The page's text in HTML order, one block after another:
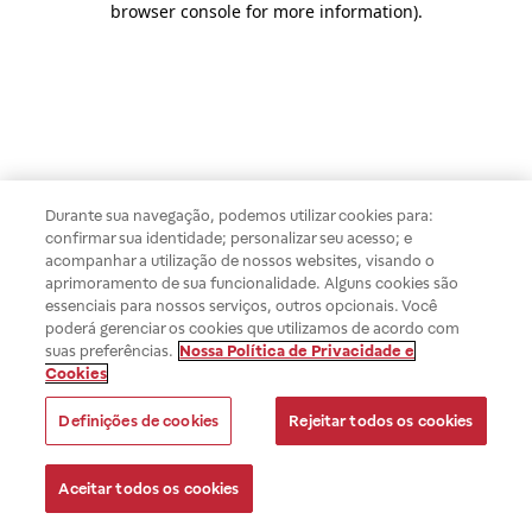
browser console for more information).
Durante sua navegação, podemos utilizar cookies para:
confirmar sua identidade; personalizar seu acesso; e
acompanhar a utilização de nossos websites, visando o
aprimoramento de sua funcionalidade. Alguns cookies são
essenciais para nossos serviços, outros opcionais. Você
poderá gerenciar os cookies que utilizamos de acordo com
suas preferências. Nossa Política de Privacidade e
Cookies
Definições de cookies Rejeitar todos os cookies
Aceitar todos os cookies